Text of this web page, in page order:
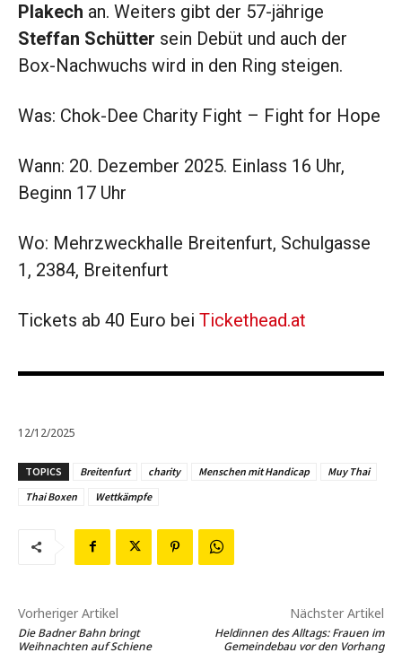
Plakech an. Weiters gibt der 57-jährige
Steffan Schütter sein Debüt und auch der
Box-Nachwuchs wird in den Ring steigen.
Was: Chok-Dee Charity Fight – Fight for Hope
Wann: 20. Dezember 2025. Einlass 16 Uhr,
Beginn 17 Uhr
Wo: Mehrzweckhalle Breitenfurt, Schulgasse
1, 2384, Breitenfurt
Tickets ab 40 Euro bei Tickethead.at
12/12/2025
TOPICS Breitenfurt charity Menschen mit Handicap
Muy Thai
Thai Boxen
Wettkämpfe
Vorheriger Artikel
Die Badner Bahn bringt
Weihnachten auf Schiene
Nächster Artikel
Heldinnen des Alltags: Frauen im
Gemeindebau vor den Vorhang